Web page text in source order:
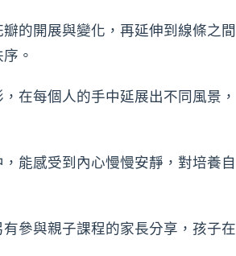
的開展與變化，再延伸到線條之間
。
在每個人的手中延展出不同風景，
能感受到內心慢慢安靜，對培養自
參與親子課程的家長分享，孩子在